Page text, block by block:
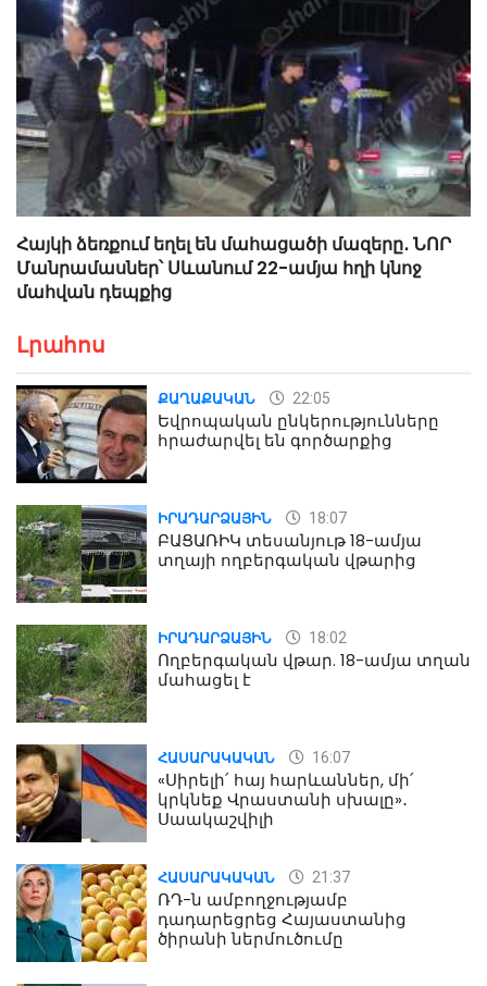
Հայկի ձեռքում եղել են մահացածի մազերը․ ՆՈՐ
Մանրամասներ՝ Սևանում 22-ամյա հղի կնոջ
մահվան դեպքից
Լրահոս
ՔԱՂԱՔԱԿԱՆ 22:05
Եվրոպական ընկերությունները
հրաժարվել են գործարքից
ԻՐԱԴԱՐՁԱՅԻՆ 18:07
ԲԱՑԱՌԻԿ տեսանյութ 18-ամյա
տղայի ողբերգական վթարից
ԻՐԱԴԱՐՁԱՅԻՆ 18:02
Ողբերգական վթար. 18-ամյա տղան
մահացել է
ՀԱՍԱՐԱԿԱԿԱՆ 16:07
«Սիրելի՛ հայ հարևաններ, մի՛
կրկնեք Վրաստանի սխալը»․
Սաակաշվիլի
ՀԱՍԱՐԱԿԱԿԱՆ 21:37
ՌԴ-ն ամբողջությամբ
դադարեցրեց Հայաստանից
ծիրանի ներմուծումը